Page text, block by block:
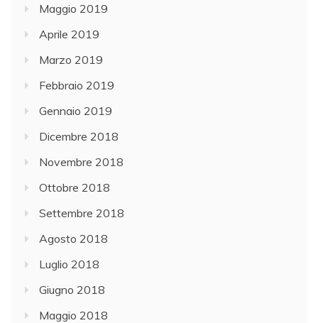
Maggio 2019
Aprile 2019
Marzo 2019
Febbraio 2019
Gennaio 2019
Dicembre 2018
Novembre 2018
Ottobre 2018
Settembre 2018
Agosto 2018
Luglio 2018
Giugno 2018
Maggio 2018